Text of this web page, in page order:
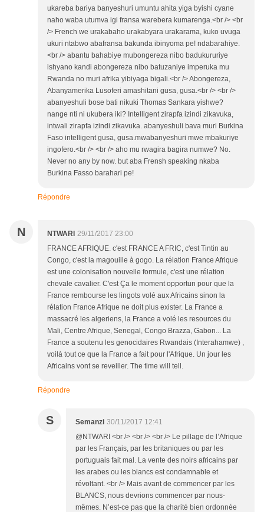
ukareba bariya banyeshuri umuntu ahita yiga byishi cyane
naho waba utumva igi fransa warebera kumarenga.<br /> <br
/> French we urakabaho urakabyara urakarama, kuko uvuga
ukuri ntabwo abafransa bakunda ibinyoma pe! ndabarahiye.
<br /> abantu bahabiye mubongereza nibo badukururiye
ishyano kandi abongereza nibo batuzaniye imperuka mu
Rwanda no muri afrika yibiyaga bigali.<br /> Abongereza,
Abanyamerika Lusoferi amashitani gusa, gusa.<br /> <br />
abanyeshuli bose bati nikuki Thomas Sankara yishwe?
nange nti ni ukubera iki? Intelligent zirapfa izindi zikavuka,
intwali zirapfa izindi zikavuka. abanyeshuli bava muri Burkina
Faso intelligent gusa, gusa.mwabanyeshuri mwe mbakuriye
ingofero.<br /> <br /> aho mu rwagira bagira numwe? No.
Never no any by now. but aba Frensh speaking nkaba
Burkina Fasso barahari pe!
Répondre
N NTWARI 29/11/2017 23:00
FRANCE AFRIQUE. c'est FRANCE A FRIC, c'est Tintin au
Congo, c'est la magouille à gogo. La rélation France Afrique
est une colonisation nouvelle formule, c'est une rélation
chevale cavalier. C'est Ça le moment opportun pour que la
France rembourse les lingots volé aux Africains sinon la
rélation France Afrique ne doit plus exister. La France a
massacré les algeriens, la France a volé les resources du
Mali, Centre Afrique, Senegal, Congo Brazza, Gabon... La
France a soutenu les genocidaires Rwandais (Interahamwe) ,
voilà tout ce que la France a fait pour l'Afrique. Un jour les
Africains vont se reveiller. The time will tell.
Répondre
S Semanzi 30/11/2017 12:41
@NTWARI <br /> <br /> <br /> Le pillage de l’Afrique
par les Français, par les britaniques ou par les
portuguais fait mal. La vente des noirs africains par
les arabes ou les blancs est condamnable et
révoltant. <br /> Mais avant de commencer par les
BLANCS, nous devrions commencer par nous-
mêmes. N’est-ce pas que la charité bien ordonnée